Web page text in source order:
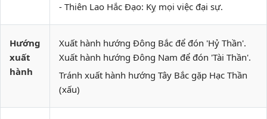
- Thiên Lao Hắc Đạo: Kỵ mọi việc đại sự.
Hướng
xuất
hành
Xuất hành hướng Đông Bắc để đón 'Hỷ Thần'.
Xuất hành hướng Đông Nam để đón 'Tài Thần'.
Tránh xuất hành hướng Tây Bắc gặp Hạc Thần
(xấu)